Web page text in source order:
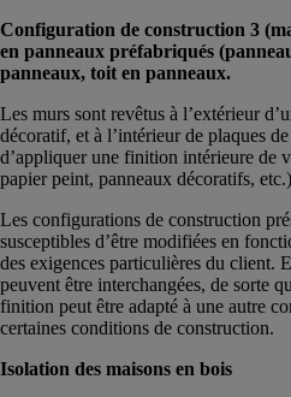
Configuration de construction 3
en panneaux préfabriqués
panneaux, toit en panneaux.
Les murs sont revêtus à l’extérieur
décoratif, et à l’intérieur de plaques
d’appliquer une finition intérieure de
papier peint, panneaux décoratifs,
Les configurations de construction
susceptibles d’être modifiées en
des exigences particulières du client.
peuvent être interchangées, de sorte
finition peut être adapté à une autre
certaines conditions de construction.
Isolation des maisons en bois